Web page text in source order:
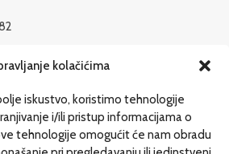
kolačićima
iskustvo, koristimo tehnologije
i/ili pristup informacijama o
tehnologije omogućit će nam obradu